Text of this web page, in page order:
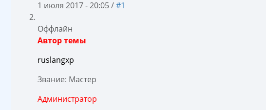
1 июля 2017 - 20:05 /#1
Оффлайн
Автор темы
ruslangxp
Звание: Мастер
Администратор